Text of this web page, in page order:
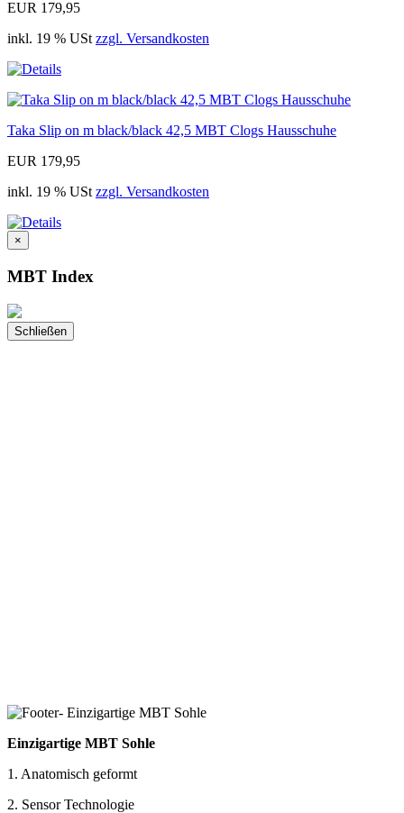
EUR 179,95
inkl. 19 % USt zzgl. Versandkosten
Taka Slip on m black/black 42,5 MBT Clogs Hausschuhe
EUR 179,95
inkl. 19 % USt zzgl. Versandkosten
×
MBT Index
Schließen
Einzigartige MBT Sohle
1. Anatomisch geformt
2. Sensor Technologie